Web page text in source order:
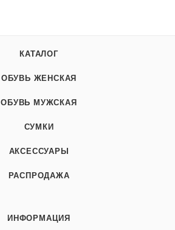
КАТАЛОГ
ОБУВЬ ЖЕНСКАЯ
ОБУВЬ МУЖСКАЯ
СУМКИ
АКСЕССУАРЫ
РАСПРОДАЖА
ИНФОРМАЦИЯ